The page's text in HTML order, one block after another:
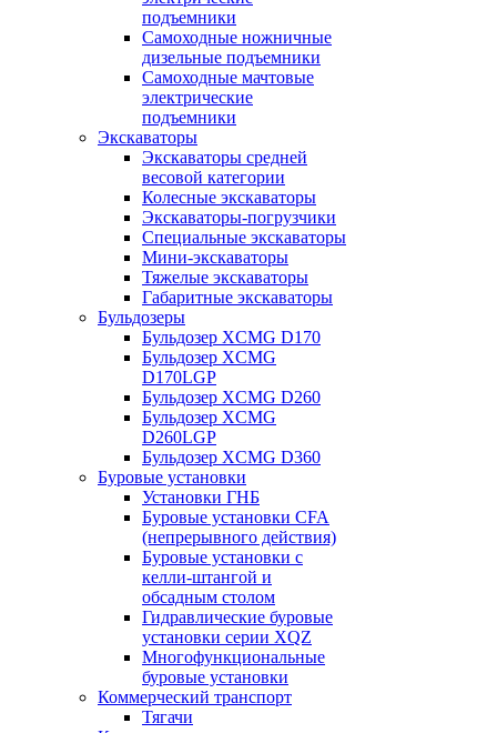
подъемники
Самоходные ножничные
дизельные подъемники
Самоходные мачтовые
электрические
подъемники
Экскаваторы
Экскаваторы средней
весовой категории
Колесные экскаваторы
Экскаваторы-погрузчики
Специальные экскаваторы
Мини-экскаваторы
Тяжелые экскаваторы
Габаритные экскаваторы
Бульдозеры
Бульдозер XCMG D170
Бульдозер XCMG
D170LGP
Бульдозер XCMG D260
Бульдозер XCMG
D260LGP
Бульдозер XCMG D360
Буровые установки
Установки ГНБ
Буровые установки CFA
(непрерывного действия)
Буровые установки с
келли-штангой и
обсадным столом
Гидравлические буровые
установки серии XQZ
Многофункциональные
буровые установки
Коммерческий транспорт
Тягачи